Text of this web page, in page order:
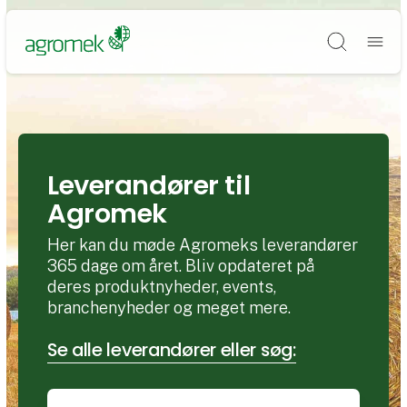
Søg
Leverandører til
Agromek
Her kan du møde Agromeks leverandører
365 dage om året. Bliv opdateret på
deres produktnyheder, events,
branchenyheder og meget mere.
Se alle leverandører eller søg: